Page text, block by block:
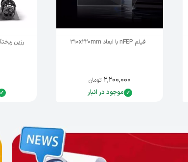
فیلم nFEP با ابعاد 310x220mm
موجود در انبار
۲,۲۰۰,۰۰۰ تومان